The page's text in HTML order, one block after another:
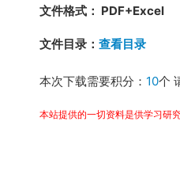
文件格式： PDF+Excel
文件目录： 查看目录
本次下载需要积分： 10个
本站提供的一切资料是供学习研